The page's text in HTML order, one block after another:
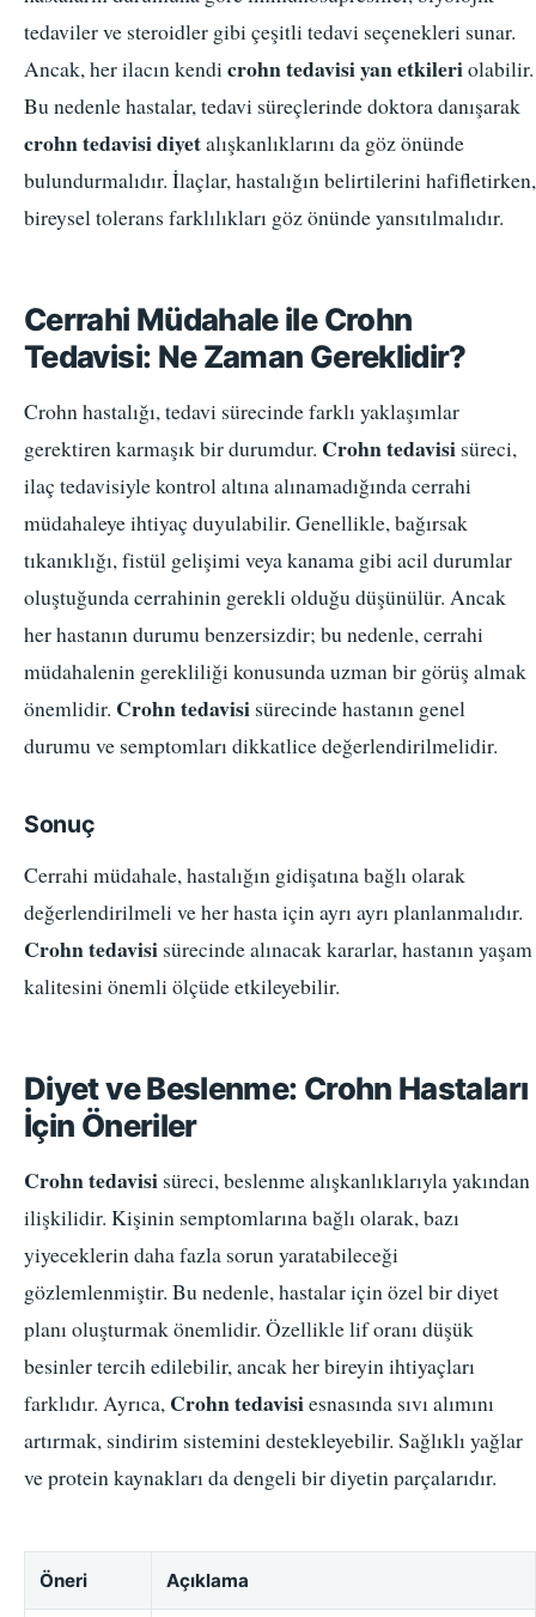
tedaviler ve steroidler gibi çeşitli tedavi seçenekleri sunar.
Ancak, her ilacın kendicrohn tedavisi yan etkileriolabilir.
Bu nedenle hastalar, tedavi süreçlerinde doktora danışarak
crohn tedavisi diyetalışkanlıklarını da göz önünde
bulundurmalıdır. İlaçlar, hastalığın belirtilerini hafifletirken,
bireysel tolerans farklılıkları göz önünde yansıtılmalıdır.
Cerrahi Müdahale ile Crohn
Tedavisi: Ne Zaman Gereklidir?
Crohn hastalığı, tedavi sürecinde farklı yaklaşımlar
gerektiren karmaşık bir durumdur. Crohn tedavisi süreci,
ilaç tedavisiyle kontrol altına alınamadığında cerrahi
müdahaleye ihtiyaç duyulabilir. Genellikle, bağırsak
tıkanıklığı, fistül gelişimi veya kanama gibi acil durumlar
oluştuğunda cerrahinin gerekli olduğu düşünülür. Ancak
her hastanın durumu benzersizdir; bu nedenle, cerrahi
müdahalenin gerekliliği konusunda uzman bir görüş almak
önemlidir. Crohn tedavisi sürecinde hastanın genel
durumu ve semptomları dikkatlice değerlendirilmelidir.
Sonuç
Cerrahi müdahale, hastalığın gidişatına bağlı olarak
değerlendirilmeli ve her hasta için ayrı ayrı planlanmalıdır.
Crohn tedavisi sürecinde alınacak kararlar, hastanın yaşam
kalitesini önemli ölçüde etkileyebilir.
Diyet ve Beslenme: Crohn Hastaları
İçin Öneriler
Crohn tedavisi süreci, beslenme alışkanlıklarıyla yakından
ilişkilidir. Kişinin semptomlarına bağlı olarak, bazı
yiyeceklerin daha fazla sorun yaratabileceği
gözlemlenmiştir. Bu nedenle, hastalar için özel bir diyet
planı oluşturmak önemlidir. Özellikle lif oranı düşük
besinler tercih edilebilir, ancak her bireyin ihtiyaçları
farklıdır. Ayrıca, Crohn tedavisiesnasında sıvı alımını
artırmak, sindirim sistemini destekleyebilir. Sağlıklı yağlar
ve protein kaynakları da dengeli bir diyetin parçalarıdır.
Öneri Açıklama